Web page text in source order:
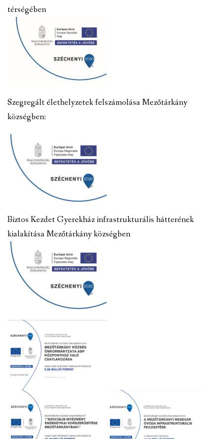
térségében
Szegregált élethelyzetek felszámolása Mezőtárkány
községben:
Biztos Kezdet Gyerekház infrastrukturális hátterének
kialakítása Mezőtárkány községben